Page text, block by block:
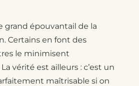
grand épouvantail de la
Certains en font des
le minimisent
vérité est ailleurs : c’est un
maîtrisable si on